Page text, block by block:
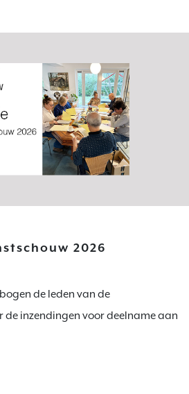
2026
de leden van de
de inzendingen voor deelname aan